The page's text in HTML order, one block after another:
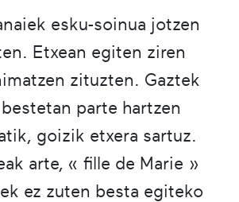
esku-soinua jotzen
Etxean egiten ziren
zituzten. Gaztek
parte hartzen
goizik etxera sartuz.
arte, « fille de Marie »
ez zuten besta egiteko